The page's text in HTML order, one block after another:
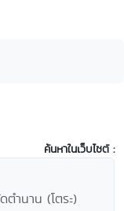
ค้นหาในเว็บไซต์ :
ำนาน (โตระ)